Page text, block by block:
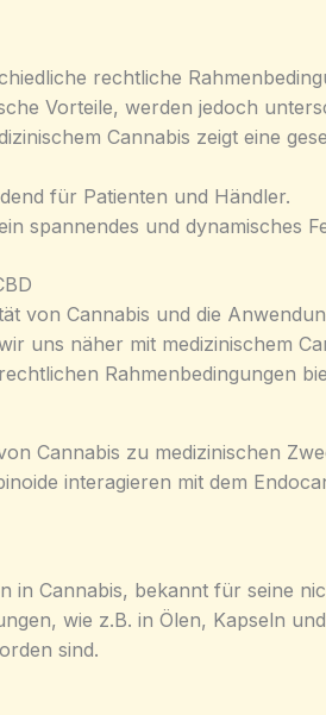
rechtliche
Vorteile, werden jedoch
Cannabis zeigt eine
für Patienten und Händler.
spannendes und dynamisches
von Cannabis und die
uns näher mit medizinischem
Rahmenbedingungen
Cannabis zu medizinischen
interagieren mit dem
in Cannabis, bekannt für seine
wie z.B. in Ölen, Kapseln
sind.